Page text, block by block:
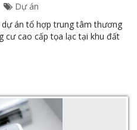
Dự án
dự án tổ hợp trung tâm thương
cư cao cấp tọa lạc tại khu đất